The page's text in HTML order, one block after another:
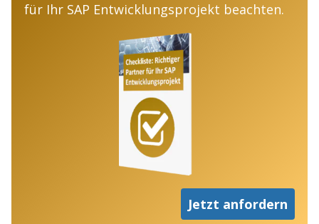
für Ihr SAP Entwicklungsprojekt beachten.
Jetzt anfordern